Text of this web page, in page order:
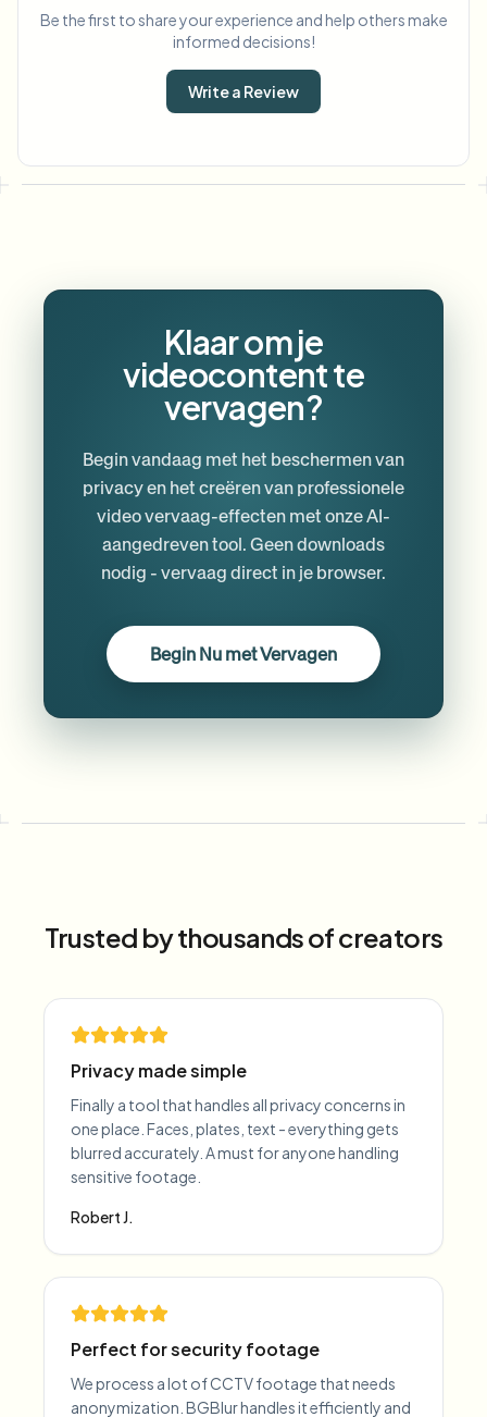
Be the first to share your experience and help others make
informed decisions!
Write a Review
Klaar om je
videocontent te
vervagen?
Begin vandaag met het beschermen van
privacy en het creëren van professionele
video vervaag-effecten met onze AI-
aangedreven tool. Geen downloads
nodig - vervaag direct in je browser.
Begin Nu met Vervagen
Trusted by thousands of creators
Privacy made simple
Finally a tool that handles all privacy concerns in
one place. Faces, plates, text - everything gets
blurred accurately. A must for anyone handling
sensitive footage.
Robert J.
Perfect for security footage
We process a lot of CCTV footage that needs
anonymization. BGBlur handles it efficiently and